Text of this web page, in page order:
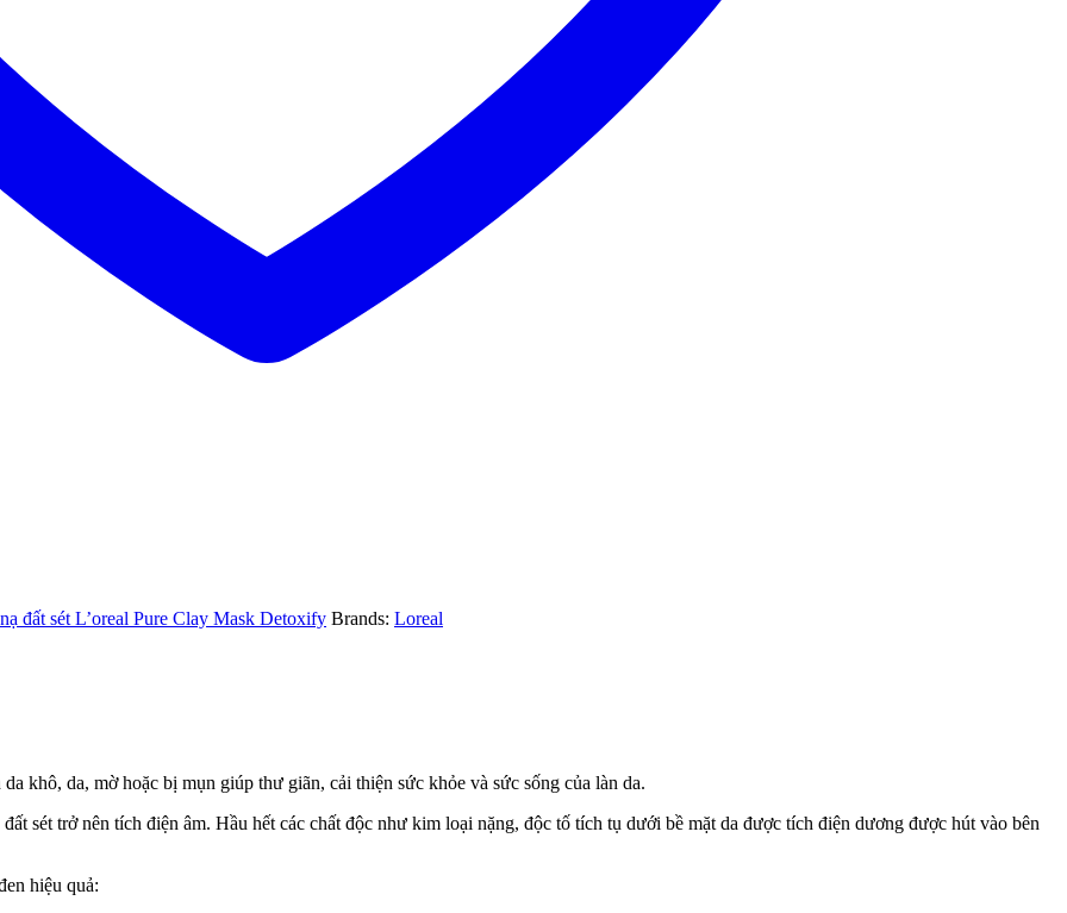
đất sét L’oreal Pure Clay Mask Detoxify Brands: Loreal
khô, da, mờ hoặc bị mụn giúp thư giãn, cải thiện sức khỏe và sức sống của làn da.
sét trở nên tích điện âm. Hầu hết các chất độc như kim loại nặng, độc tố tích tụ dưới bề mặt da được tích điện dương được hút vào bên
hiệu quả: